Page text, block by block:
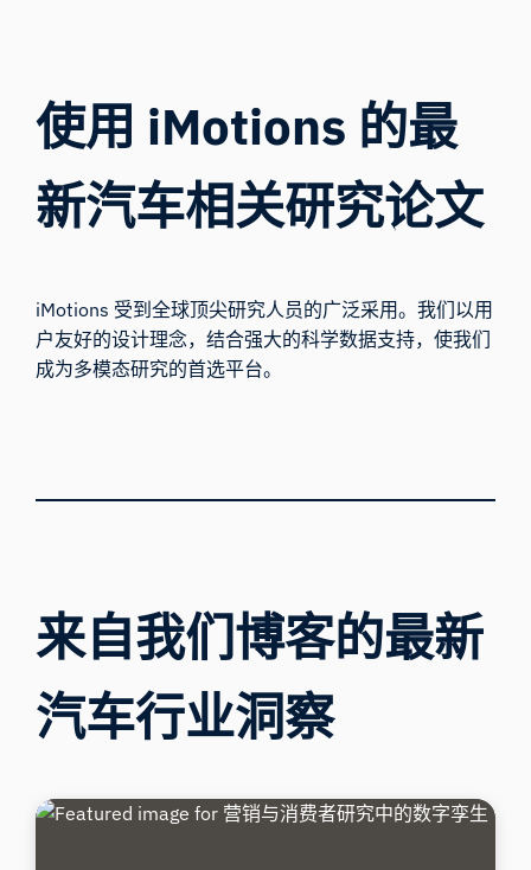
使用 iMotions 的最
新汽车相关研究论文
iMotions 受到全球顶尖研究人员的广泛采用。我们以用
户友好的设计理念，结合强大的科学数据支持，使我们
成为多模态研究的首选平台。
来自我们博客的最新
汽车行业洞察